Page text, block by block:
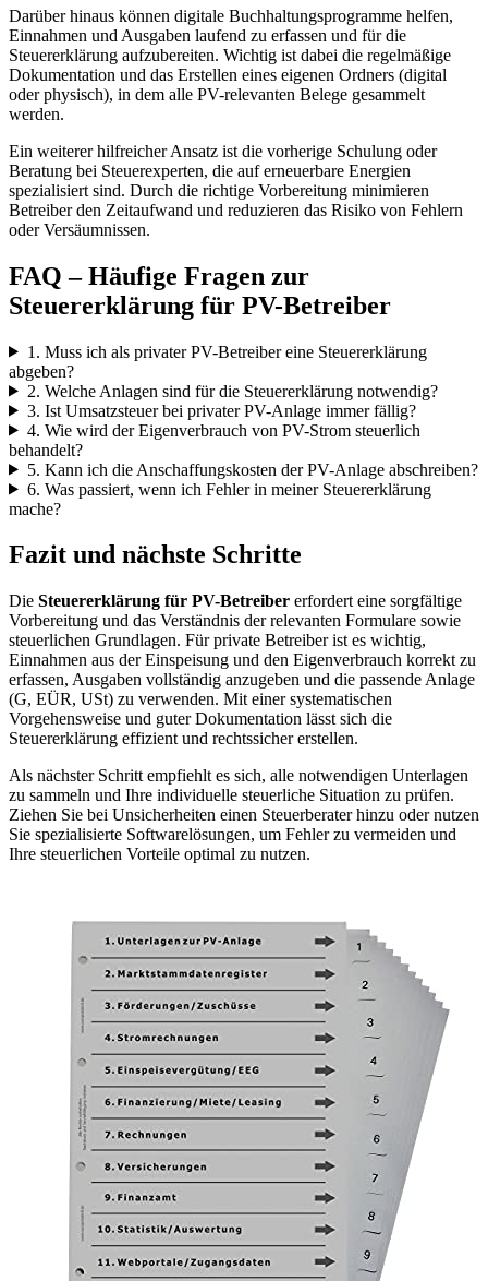
Darüber hinaus können digitale Buchhaltungsprogramme helfen,
Einnahmen und Ausgaben laufend zu erfassen und für die
Steuererklärung aufzubereiten. Wichtig ist dabei die regelmäßige
Dokumentation und das Erstellen eines eigenen Ordners (digital
oder physisch), in dem alle PV-relevanten Belege gesammelt
werden.
Ein weiterer hilfreicher Ansatz ist die vorherige Schulung oder
Beratung bei Steuerexperten, die auf erneuerbare Energien
spezialisiert sind. Durch die richtige Vorbereitung minimieren
Betreiber den Zeitaufwand und reduzieren das Risiko von Fehlern
oder Versäumnissen.
FAQ – Häufige Fragen zur
Steuererklärung für PV-Betreiber
1. Muss ich als privater PV-Betreiber eine Steuererklärung
abgeben?
2. Welche Anlagen sind für die Steuererklärung notwendig?
3. Ist Umsatzsteuer bei privater PV-Anlage immer fällig?
4. Wie wird der Eigenverbrauch von PV-Strom steuerlich
behandelt?
5. Kann ich die Anschaffungskosten der PV-Anlage abschreiben?
6. Was passiert, wenn ich Fehler in meiner Steuererklärung
mache?
Fazit und nächste Schritte
Die Steuererklärung für PV-Betreiber erfordert eine sorgfältige
Vorbereitung und das Verständnis der relevanten Formulare sowie
steuerlichen Grundlagen. Für private Betreiber ist es wichtig,
Einnahmen aus der Einspeisung und den Eigenverbrauch korrekt zu
erfassen, Ausgaben vollständig anzugeben und die passende Anlage
(G, EÜR, USt) zu verwenden. Mit einer systematischen
Vorgehensweise und guter Dokumentation lässt sich die
Steuererklärung effizient und rechtssicher erstellen.
Als nächster Schritt empfiehlt es sich, alle notwendigen Unterlagen
zu sammeln und Ihre individuelle steuerliche Situation zu prüfen.
Ziehen Sie bei Unsicherheiten einen Steuerberater hinzu oder nutzen
Sie spezialisierte Softwarelösungen, um Fehler zu vermeiden und
Ihre steuerlichen Vorteile optimal zu nutzen.